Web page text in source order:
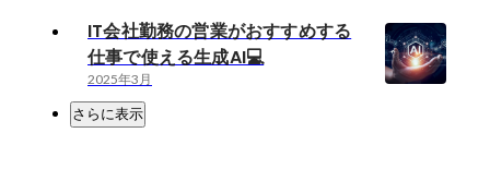
IT会社勤務の営業がおすすめする
仕事で使える生成AI💻
2025年3月
さらに表示